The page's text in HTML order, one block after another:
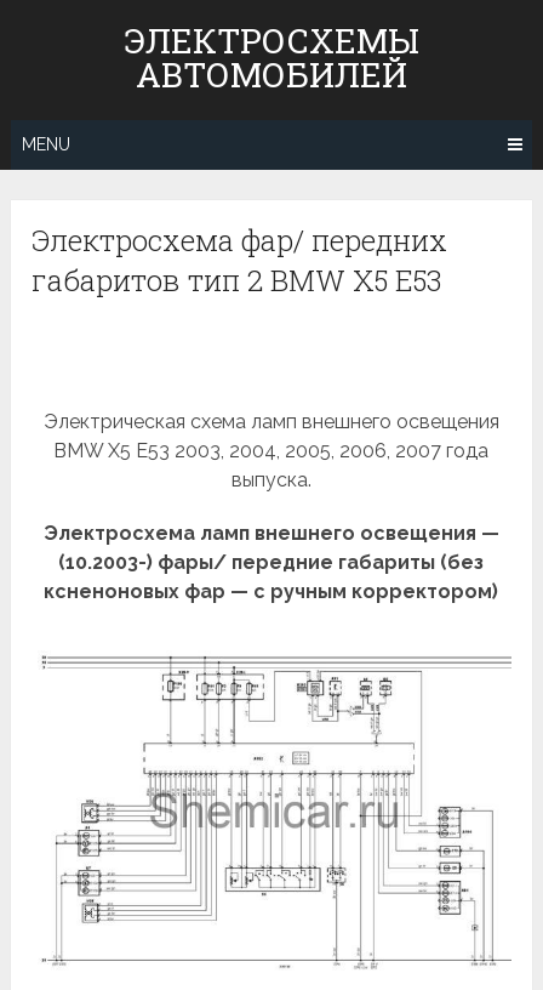
ЭЛЕКТРОСХЕМЫ
АВТОМОБИЛЕЙ
MENU
Электросхема фар/ передних
габаритов тип 2 BMW X5 E53
Электрическая схема ламп внешнего освещения
BMW X5 E53 2003, 2004, 2005, 2006, 2007 года
выпуска.
Электросхема ламп внешнего освещения —
(10.2003-) фары/ передние габариты (без
ксненоновых фар — с ручным корректором)